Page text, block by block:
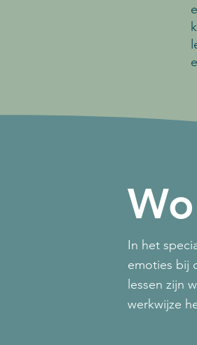
In het
emoties bij
lessen zijn
werkwijze